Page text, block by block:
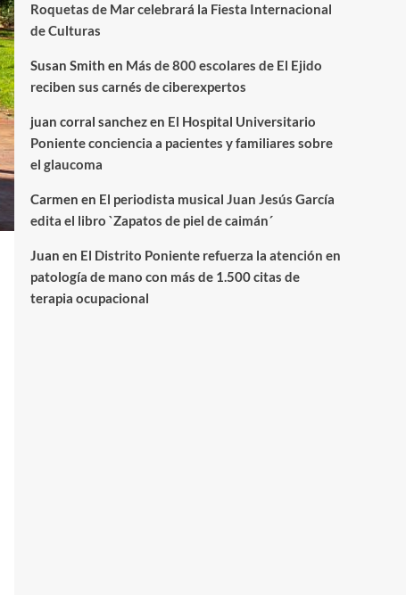
Roquetas de Mar celebrará la Fiesta Internacional
de Culturas
Susan Smith en Más de 800 escolares de El Ejido
reciben sus carnés de ciberexpertos
juan corral sanchezen El Hospital Universitario
Poniente conciencia a pacientes y familiares sobre
el glaucoma
Carmen en El periodista musical Juan Jesús García
edita el libro `Zapatos de piel de caimán´
Juan en El Distrito Poniente refuerza la atención en
patología de mano con más de 1.500 citas de
terapia ocupacional